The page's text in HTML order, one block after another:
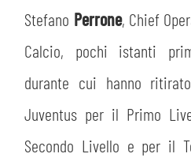
Stefano Perrone, Chief
Calcio, pochi istanti
durante cui hanno
Juventus per il Primo
Secondo Livello e per il